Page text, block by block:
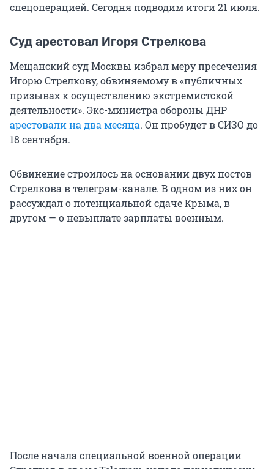
спецоперацией. Сегодня подводим итоги 21 июля.
Суд арестовал Игоря Стрелкова
Мещанский суд Москвы избрал меру пресечения
Игорю Стрелкову, обвиняемому в «публичных
призывах к осуществлению экстремистской
деятельности». Экс-министра обороны ДНР
арестовали на два месяца. Он пробудет в СИЗО до
18 сентября.
Обвинение строилось на основании двух постов
Стрелкова в телеграм-канале. В одном из них он
рассуждал о потенциальной сдаче Крыма, в
другом — о невыплате зарплаты военным.
После начала специальной военной операции